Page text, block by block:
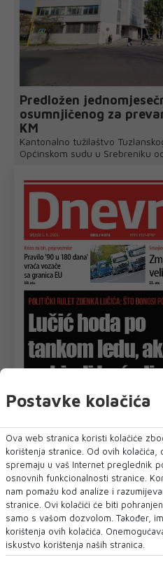
Predložen
osumnjičenog za
KM
Kantonalno tužilaštvo
Općinskom sudu u Srebreniku
Postavke kolačića
Ova web stranica koristi kolačiće
korištenja stranice. Od ovih
spremaju u vaš Internet preglednik
osnovnih funkcionalnosti stranice.
nam pomažu kod analize i
stranice. Ovi kolačići će biti
samo s vašom dozvolom. Također,
korištenja ovih kolačića.
iskustvo korištenja naših stranica.